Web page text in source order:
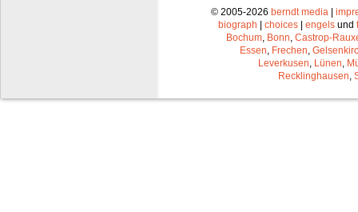
© 2005-2026 berndt media|
biograph
choices engels und
Bochum, Bonn, Castrop-
Essen, Frechen,
Leverkusen, Lünen,
Recklinghausen,